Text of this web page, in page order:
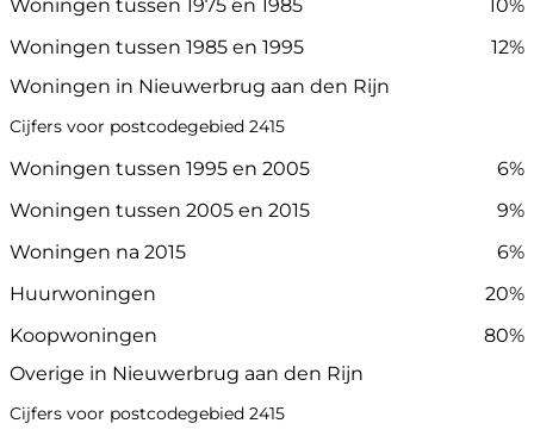
Woningen tussen 1975 en 1985
10%
Woningen tussen 1985 en 1995
12%
Woningen in Nieuwerbrug aan den Rijn
Cijfers voor postcodegebied 2415
Woningen tussen 1995 en 2005
6%
Woningen tussen 2005 en 2015
9%
Woningen na 2015
6%
Huurwoningen
20%
Koopwoningen
80%
Overige in Nieuwerbrug aan den Rijn
Cijfers voor postcodegebied 2415